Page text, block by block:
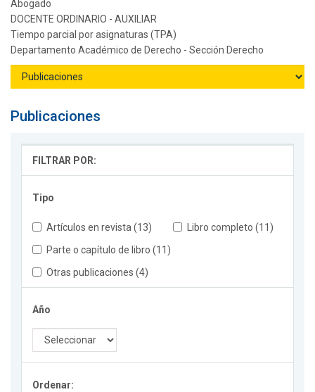
Abogado
DOCENTE ORDINARIO - AUXILIAR
Tiempo parcial por asignaturas (TPA)
Departamento Académico de Derecho - Sección Derecho
Publicaciones
FILTRAR POR:
Tipo
Artículos en revista (13)
Libro completo (11)
Parte o capítulo de libro (11)
Otras publicaciones (4)
Año
Ordenar: